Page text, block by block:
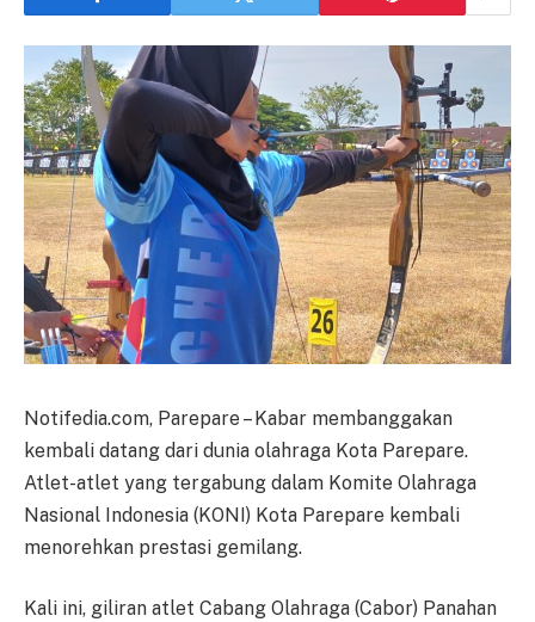
Notifedia.com, Parepare – Kabar membanggakan
kembali datang dari dunia olahraga Kota Parepare.
Atlet-atlet yang tergabung dalam Komite Olahraga
Nasional Indonesia (KONI) Kota Parepare kembali
menorehkan prestasi gemilang.
Kali ini, giliran atlet Cabang Olahraga (Cabor) Panahan